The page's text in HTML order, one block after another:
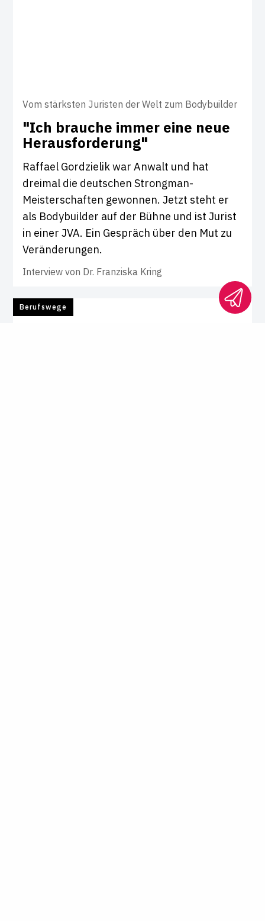
Vom stärksten Juristen der Welt zum Bodybuilder
"Ich brauche immer eine neue
Her­aus­for­de­rung"
Raffael Gordzielik war Anwalt und hat
dreimal die deutschen Strongman-
Meisterschaften gewonnen. Jetzt steht er
als Bodybuilder auf der Bühne und ist Jurist
in einer JVA. Ein Gespräch über den Mut zu
Veränderungen.
Interview von Dr. Franziska Kring
Berufswege